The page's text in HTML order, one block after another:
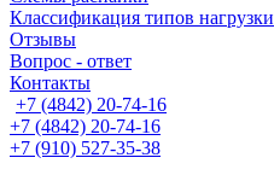
Классификация типов нагрузки
Отзывы
Вопрос - ответ
Контакты
+7 (4842) 20-74-16
+7 (4842) 20-74-16
+7 (910) 527-35-38